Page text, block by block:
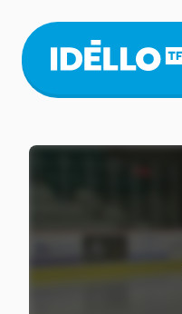
contenu
principal